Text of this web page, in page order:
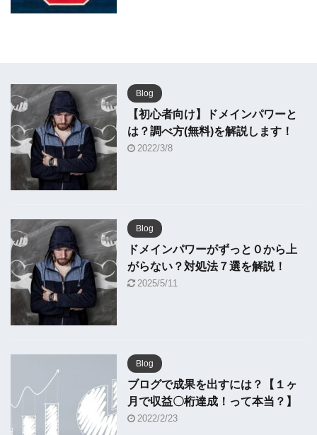
Blog
【初心者向け】ドメインパワーと
は？調べ方(無料)を解説します！
2022/3/8
Blog
ドメインパワーがずっと０から上
がらない？対処法７選を解説！
2025/5/11
Blog
ブログで成果を出すには？【１ヶ
月で収益〇桁達成！って本当？】
2022/2/23